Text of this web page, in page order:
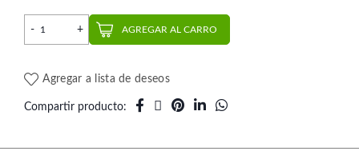
Micropincel | Dentbys cantidad
AGREGAR AL CARRO
Agregar a lista de deseos
Compartir producto